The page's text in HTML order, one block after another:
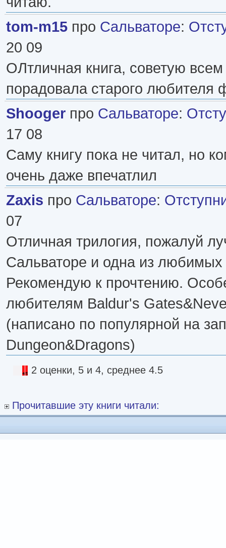
tom-m15 про Сальваторе:
20 09
ОЛтличная книга, советую всем
порадовала старого любителя
Shooger про Сальваторе:
17 08
Саму книгу пока не читал, но
очень даже впечатлил
Zaxis про Сальваторе:
07
Отличная трилогия, пожалуй
Сальваторе и одна из любимых
Рекомендую к прочтению.
любителям Baldur's
(написано по популярной на
Dungeon&Dragons)
2 оценки, 5 и 4, среднее 4.5
Прочитавшие эту книги читали: